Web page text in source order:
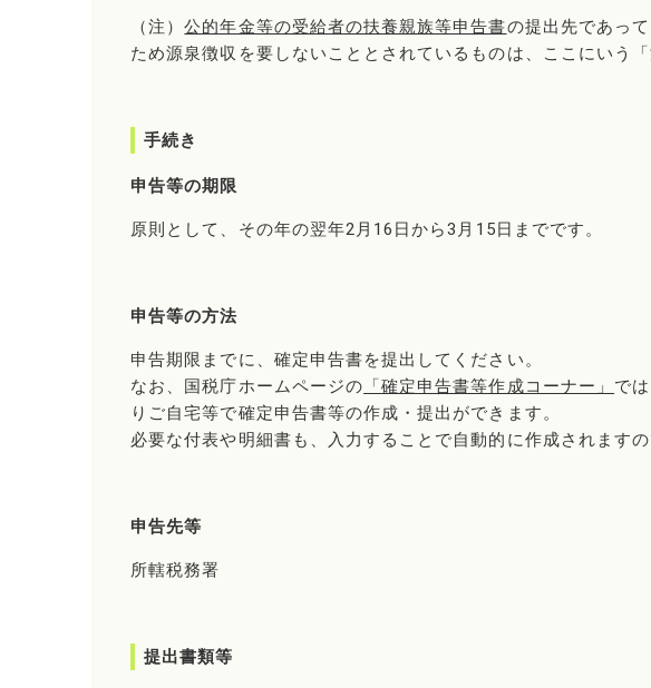
（注）公的年金等の受給者の扶養親族等申告書の提出先であっ
ため源泉徴収を要しないこととされているものは、ここにいう
手続き
申告等の期限
原則として、その年の翌年2月16日から3月15日までです。
申告等の方法
申告期限までに、確定申告書を提出してください。
なお、国税庁ホームページの 「確定申告書等作成コーナー」 で
りご自宅等で確定申告書等の作成・提出ができます。
必要な付表や明細書も、入力することで自動的に作成されます
申告先等
所轄税務署
提出書類等